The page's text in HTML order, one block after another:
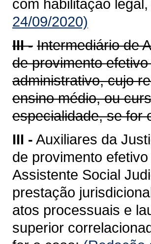
com habilitação
24/09/2020)
III - Intermediário de
de provimento
administrativo, cujo
ensino médio, ou
especialidade, se for
III - Auxiliares da
de provimento
Assistente Social
prestação
atos processuais e
superior